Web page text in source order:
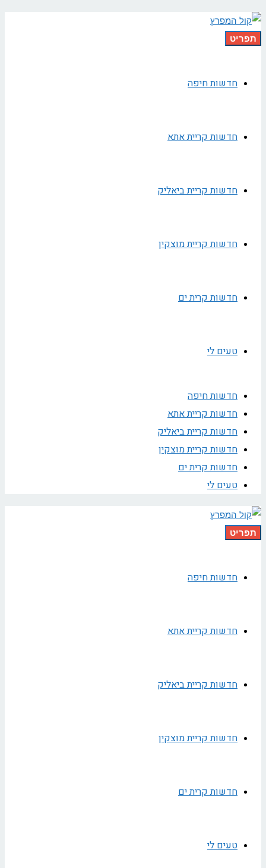
תפריט
חדשות חיפה
חדשות קריית אתא
חדשות קריית ביאליק
חדשות קריית מוצקין
חדשות קרית ים
טעים לי
חדשות חיפה
חדשות קריית אתא
חדשות קריית ביאליק
חדשות קריית מוצקין
חדשות קרית ים
טעים לי
תפריט
חדשות חיפה
חדשות קריית אתא
חדשות קריית ביאליק
חדשות קריית מוצקין
חדשות קרית ים
טעים לי